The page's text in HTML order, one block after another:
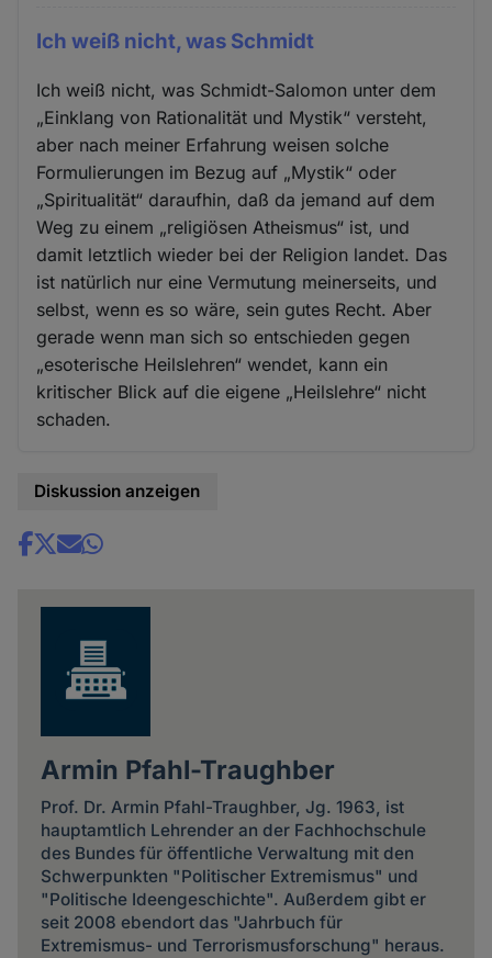
Ich weiß nicht, was Schmidt
Ich weiß nicht, was Schmidt-Salomon unter dem
„Einklang von Rationalität und Mystik“ versteht,
aber nach meiner Erfahrung weisen solche
Formulierungen im Bezug auf „Mystik“ oder
„Spiritualität“ daraufhin, daß da jemand auf dem
Weg zu einem „religiösen Atheismus“ ist, und
damit letztlich wieder bei der Religion landet. Das
ist natürlich nur eine Vermutung meinerseits, und
selbst, wenn es so wäre, sein gutes Recht. Aber
gerade wenn man sich so entschieden gegen
„esoterische Heilslehren“ wendet, kann ein
kritischer Blick auf die eigene „Heilslehre“ nicht
schaden.
Diskussion anzeigen
Share
Armin Pfahl-Traughber
Prof. Dr. Armin Pfahl-Traughber, Jg. 1963, ist
hauptamtlich Lehrender an der Fachhochschule
des Bundes für öffentliche Verwaltung mit den
Schwerpunkten "Politischer Extremismus" und
"Politische Ideengeschichte". Außerdem gibt er
seit 2008 ebendort das "Jahrbuch für
Extremismus- und Terrorismusforschung" heraus.